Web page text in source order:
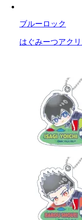
ブルーロック
はぐみーつアク